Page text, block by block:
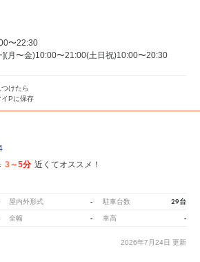
〜22:30
](月〜金)10:00〜21:00(土日祝)10:00〜20:30
けたら
Pに保存
3～5分 近くてオススメ！
屋内外形式 - 駐車台数 29台
全幅 - 車高 -
2026年7月24日 更新